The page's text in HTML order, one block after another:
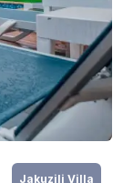
Jakuzili Villa